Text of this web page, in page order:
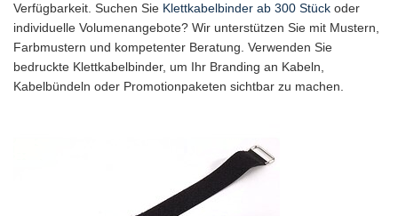
Verfügbarkeit. Suchen Sie Klettkabelbinder ab 300 Stück oder
individuelle Volumenangebote? Wir unterstützen Sie mit Mustern,
Farbmustern und kompetenter Beratung. Verwenden Sie
bedruckte Klettkabelbinder, um Ihr Branding an Kabeln,
Kabelbündeln oder Promotionpaketen sichtbar zu machen.